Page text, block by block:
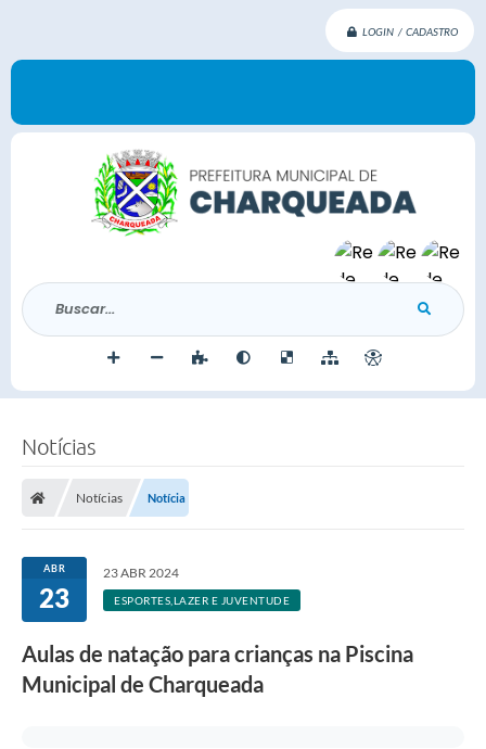
LOGIN / CADASTRO
Buscar...
Notícias
Notícias Notícia
ABR
23
23 ABR 2024
ESPORTES,LAZER E JUVENTUDE
Aulas de natação para crianças na Piscina
Municipal de Charqueada